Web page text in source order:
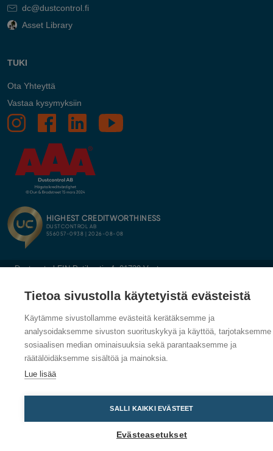
dc@dustcontrol.fi
Asset Library
TUKI
Ota Yhteyttä
Vastaa kysymyksiin
Dustcontrol FIN Petikontie 4, 01720 Vantaa
Tietoa sivustolla käytetyistä evästeistä
Käytämme sivustollamme evästeitä kerätäksemme ja
analysoidaksemme sivuston suorituskykyä ja käyttöä, tarjotaksemme
sosiaalisen median ominaisuuksia sekä parantaaksemme ja
räätälöidäksemme sisältöä ja mainoksia.
Lue lisää
SALLI KAIKKI EVÄSTEET
Evästeasetukset